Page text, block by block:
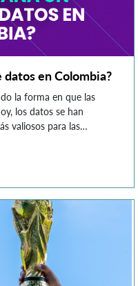
datos en Colombia?
la forma en que las
los datos se han
valiosos para las
en información
de analista de datos se